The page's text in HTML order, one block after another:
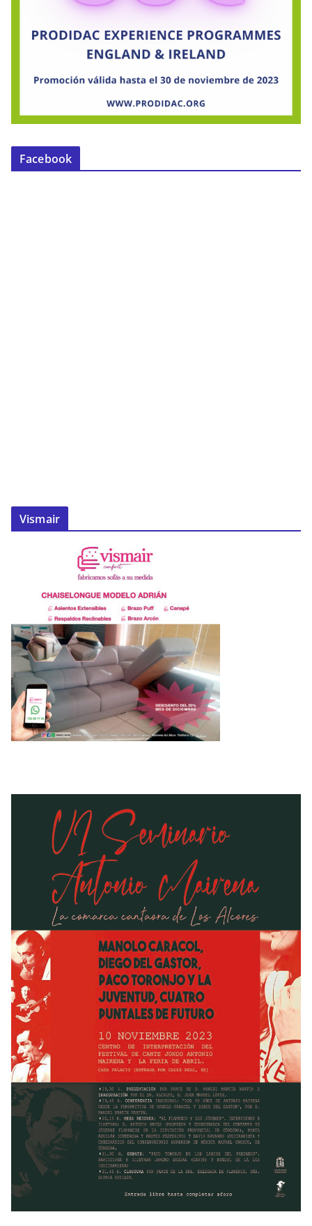
Facebook
Vismair